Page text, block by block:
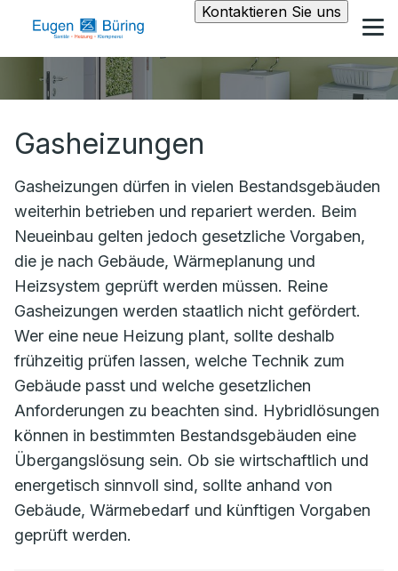
Kontaktieren Sie uns
Gasheizungen
Gasheizungen dürfen in vielen Bestandsgebäuden
weiterhin betrieben und repariert werden. Beim
Neueinbau gelten jedoch gesetzliche Vorgaben,
die je nach Gebäude, Wärmeplanung und
Heizsystem geprüft werden müssen. Reine
Gasheizungen werden staatlich nicht gefördert.
Wer eine neue Heizung plant, sollte deshalb
frühzeitig prüfen lassen, welche Technik zum
Gebäude passt und welche gesetzlichen
Anforderungen zu beachten sind. Hybridlösungen
können in bestimmten Bestandsgebäuden eine
Übergangslösung sein. Ob sie wirtschaftlich und
energetisch sinnvoll sind, sollte anhand von
Gebäude, Wärmebedarf und künftigen Vorgaben
geprüft werden.